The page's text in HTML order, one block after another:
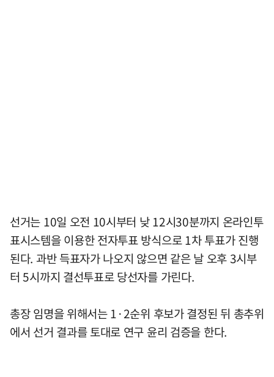
선거는 10일 오전 10시부터 낮 12시30분까지 온라인투
표시스템을 이용한 전자투표 방식으로 1차 투표가 진행
된다. 과반 득표자가 나오지 않으면 같은 날 오후 3시부
터 5시까지 결선투표로 당선자를 가린다.
총장 임명을 위해서는 1·2순위 후보가 결정된 뒤 총추위
에서 선거 결과를 토대로 연구 윤리 검증을 한다.